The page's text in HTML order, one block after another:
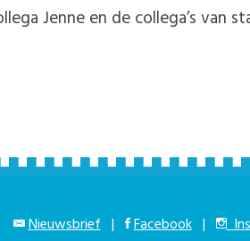
Jenne en de collega’s
Nieuwsbrief | Facebook |